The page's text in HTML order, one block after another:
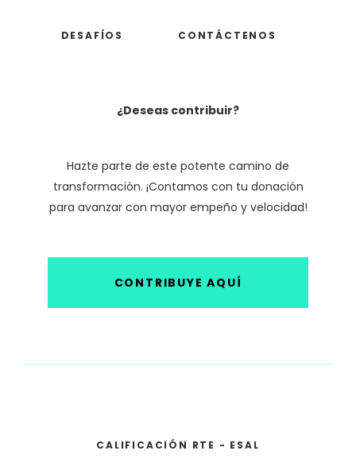
DESAFÍOS CONTÁCTENOS
¿Deseas contribuir?
Hazte parte de este potente camino de
transformación. ¡Contamos con tu donación
para avanzar con mayor empeño y velocidad!
CONTRIBUYE AQUÍ
CALIFICACIÓN RTE - ESAL